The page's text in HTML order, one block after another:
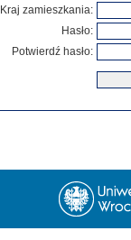
Kraj zamieszkania:
Hasło:
Potwierdź hasło: